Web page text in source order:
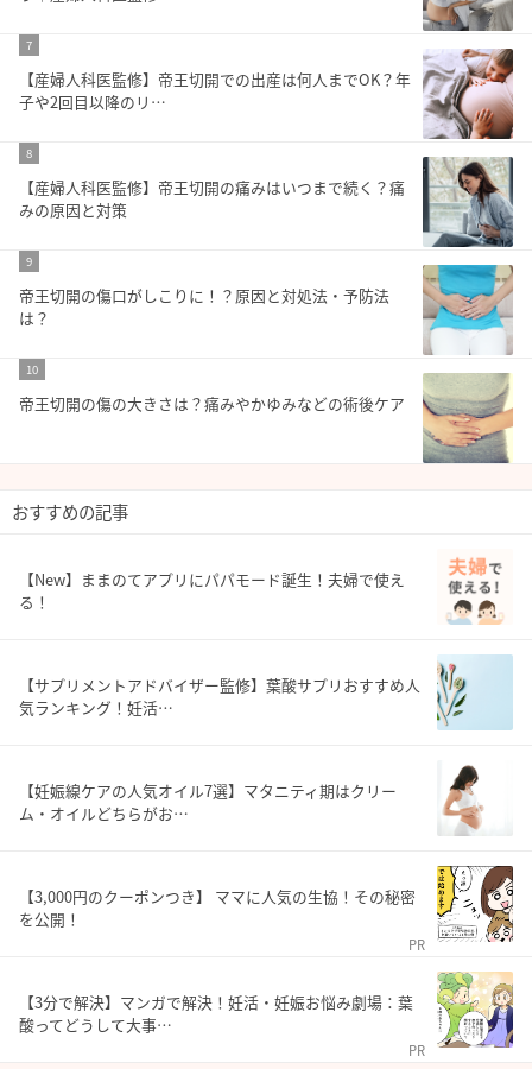
7
【産婦人科医監修】帝王切開での出産は何人までOK？年
子や2回目以降のリ…
8
【産婦人科医監修】帝王切開の痛みはいつまで続く？痛
みの原因と対策
9
帝王切開の傷口がしこりに！？原因と対処法・予防法
は？
10
帝王切開の傷の大きさは？痛みやかゆみなどの術後ケア
おすすめの記事
【New】ままのてアプリにパパモード誕生！夫婦で使え
る！
【サプリメントアドバイザー監修】葉酸サプリおすすめ人
気ランキング！妊活…
【妊娠線ケアの人気オイル7選】マタニティ期はクリー
ム・オイルどちらがお…
【3,000円のクーポンつき】 ママに人気の生協！その秘密
を公開！
PR
【3分で解決】マンガで解決！妊活・妊娠お悩み劇場：葉
酸ってどうして大事…
PR